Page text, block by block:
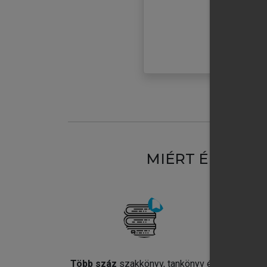
MIÉRT
Több száz szakkönyv, tankönyv és